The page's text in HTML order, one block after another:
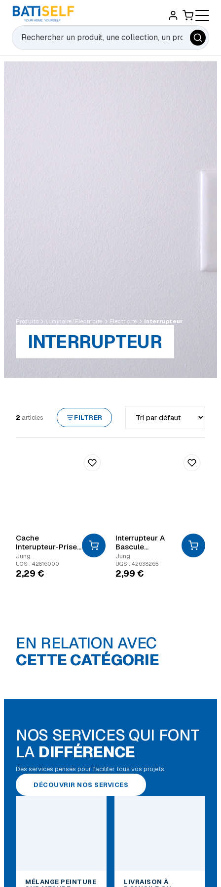
Rechercher
Produits Luminaire/Électricité Électricité Interrupteur
INTERRUPTEUR
2 articles FILTRER
Cache
Interupteur-Prise
Jung 1X As500
Jung
UGS : 42816000
2,29 €
Interrupteur A
Bascule
/Intermediaire
/Bouton-Poussoir
As500
Jung
UGS : 42638265
2,99 €
EN RELATION AVEC
CETTE CATÉGORIE
Boîte
d'encastrement
Gaine
NOS SERVICES QUI FONT
LA DIFFÉRENCE
Des services pensés pour faciliter tous vos projets.
DÉCOUVRIR NOS SERVICES
MÉLANGE PEINTURE
LIVRAISON À